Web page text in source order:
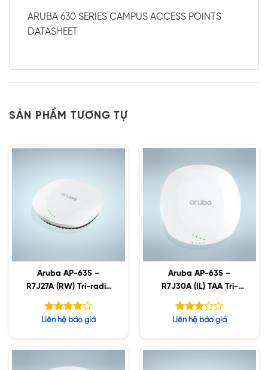
ARUBA 630 SERIES CAMPUS ACCESS POINTS
DATASHEET
SẢN PHẨM TƯƠNG TỰ
Aruba AP-635 –
R7J27A (RW) Tri-radio
Wi-Fi 6E Internal
Antennas Campus A
Được
sao
Liên hệ báo giá
Aruba AP-635 –
R7J30A (IL) TAA Tri-
radio Wi-Fi 6E Internal
Antennas Campus A
Được
3.145
Liên hệ báo giá